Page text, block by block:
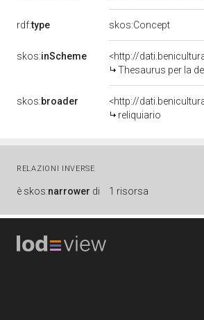
rdf:type skos:Concept
skos:inScheme
<http://
Thesaurus per la
skos:broader
<http://
reliquiario
RELAZIONI INVERSE
è skos:narrower di 1 risorsa